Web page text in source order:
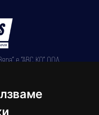
е "АВС КО" ООД,